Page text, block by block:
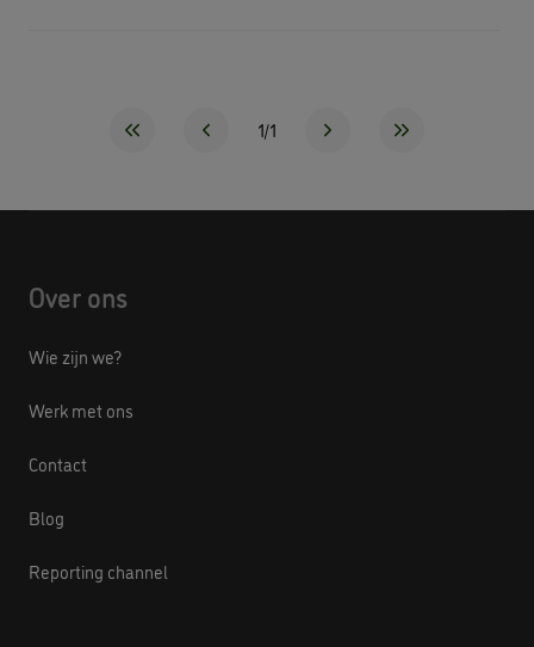
1/1
Over ons
Wie zijn we?
Werk met ons
Contact
Blog
Reporting channel